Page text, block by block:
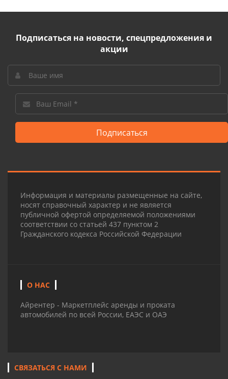
Подписаться на новости, спецпредложения и
акции
Подписаться
Информация и материалы размещенные на сайте,
носят справочный характер и не является
публичной офертой определяемой положениями
соответствии со статьей 437 пунктом 2
Гражданского кодекса Российской Федерации
О НАС
Айрентер - Маркетплейс аренды и проката
автомобилей по всей России, ЕАЭС и ОАЭ
СВЯЗАТЬСЯ С НАМИ